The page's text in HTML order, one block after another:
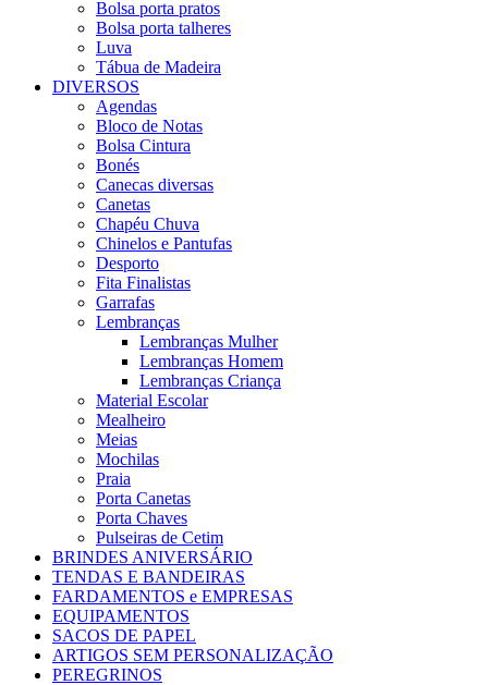
Bolsa porta pratos
Bolsa porta talheres
Luva
Tábua de Madeira
DIVERSOS
Agendas
Bloco de Notas
Bolsa Cintura
Bonés
Canecas diversas
Canetas
Chapéu Chuva
Chinelos e Pantufas
Desporto
Fita Finalistas
Garrafas
Lembranças
Lembranças Mulher
Lembranças Homem
Lembranças Criança
Material Escolar
Mealheiro
Meias
Mochilas
Praia
Porta Canetas
Porta Chaves
Pulseiras de Cetim
BRINDES ANIVERSÁRIO
TENDAS E BANDEIRAS
FARDAMENTOS e EMPRESAS
EQUIPAMENTOS
SACOS DE PAPEL
ARTIGOS SEM PERSONALIZAÇÃO
PEREGRINOS